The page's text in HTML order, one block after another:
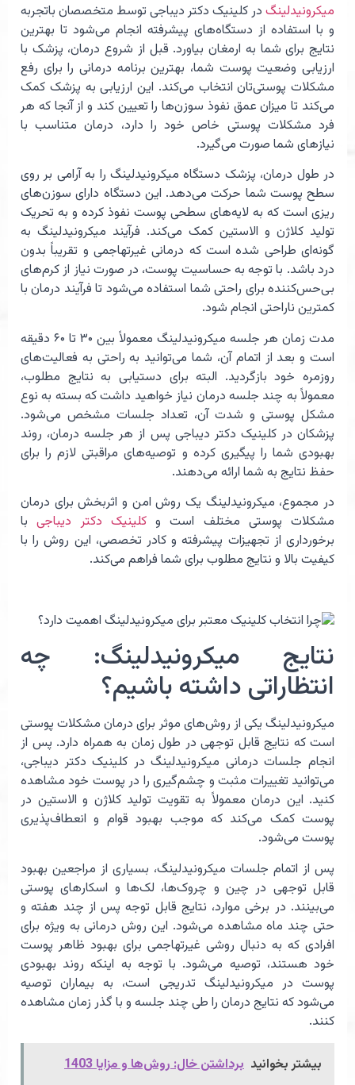
میکرونیدلینگ در کلینیک دکتر دیباجی توسط متخصصان باتجربه
و با استفاده از دستگاه‌های پیشرفته انجام می‌شود تا بهترین
نتایج برای شما به ارمغان بیاورد. قبل از شروع درمان، پزشک با
ارزیابی وضعیت پوست شما، بهترین برنامه درمانی را برای رفع
مشکلات پوستی‌تان انتخاب می‌کند. این ارزیابی به پزشک کمک
می‌کند تا میزان عمق نفوذ سوزن‌ها را تعیین کند و از آنجا که هر
فرد مشکلات پوستی خاص خود را دارد، درمان متناسب با
نیازهای شما صورت می‌گیرد.
در طول درمان، پزشک دستگاه میکرونیدلینگ را به آرامی بر روی
سطح پوست شما حرکت می‌دهد. این دستگاه دارای سوزن‌های
ریزی است که به لایه‌های سطحی پوست نفوذ کرده و به تحریک
تولید کلاژن و الاستین کمک می‌کند. فرآیند میکرونیدلینگ به
گونه‌ای طراحی شده است که درمانی غیرتهاجمی و تقریباً بدون
درد باشد. با توجه به حساسیت پوست، در صورت نیاز از کرم‌های
بی‌حس‌کننده برای راحتی شما استفاده می‌شود تا فرآیند درمان با
کمترین ناراحتی انجام شود.
مدت زمان هر جلسه میکرونیدلینگ معمولاً بین ۳۰ تا ۶۰ دقیقه
است و بعد از اتمام آن، شما می‌توانید به راحتی به فعالیت‌های
روزمره خود بازگردید. البته برای دستیابی به نتایج مطلوب،
معمولاً به چند جلسه درمان نیاز خواهید داشت که بسته به نوع
مشکل پوستی و شدت آن، تعداد جلسات مشخص می‌شود.
پزشکان در کلینیک دکتر دیباجی پس از هر جلسه درمان، روند
بهبودی شما را پیگیری کرده و توصیه‌های مراقبتی لازم را برای
حفظ نتایج به شما ارائه می‌دهند.
در مجموع، میکرونیدلینگ یک روش امن و اثربخش برای درمان
مشکلات پوستی مختلف است و کلینیک دکتر دیباجیبا
برخورداری از تجهیزات پیشرفته و کادر تخصصی، این روش را با
کیفیت بالا و نتایج مطلوب برای شما فراهم می‌کند.
نتایج میکرونیدلینگ: چه
انتظاراتی داشته باشیم؟
میکرونیدلینگ یکی از روش‌های موثر برای درمان مشکلات پوستی
است که نتایج قابل توجهی در طول زمان به همراه دارد. پس از
انجام جلسات درمانی میکرونیدلینگ در کلینیک دکتر دیباجی،
می‌توانید تغییرات مثبت و چشم‌گیری را در پوست خود مشاهده
کنید. این درمان معمولاً به تقویت تولید کلاژن و الاستین در
پوست کمک می‌کند که موجب بهبود قوام و انعطاف‌پذیری
پوست می‌شود.
پس از اتمام جلسات میکرونیدلینگ، بسیاری از مراجعین بهبود
قابل توجهی در چین و چروک‌ها، لک‌ها و اسکارهای پوستی
می‌بینند. در برخی موارد، نتایج قابل توجه پس از چند هفته و
حتی چند ماه مشاهده می‌شود. این روش درمانی به ویژه برای
افرادی که به دنبال روشی غیرتهاجمی برای بهبود ظاهر پوست
خود هستند، توصیه می‌شود. با توجه به اینکه روند بهبودی
پوست در میکرونیدلینگ تدریجی است، به بیماران توصیه
می‌شود که نتایج درمان را طی چند جلسه و با گذر زمان مشاهده
کنند.
بیشتر بخوانید برداشتن خال: روش‌ها و مزایا 1403